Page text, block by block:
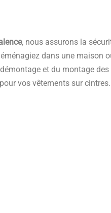
, nous assurons la
dans une maison
et du montage
vos vêtements sur cintres.